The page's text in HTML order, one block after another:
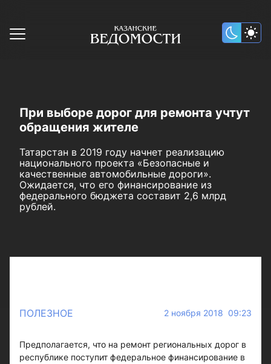
При выборе дорог для ремонта учтут
обращения жителе
Татарстан в 2019 году начнет реализацию
национального проекта «Безопасные и
качественные автомобильные дороги».
Ожидается, что его финансирование из
федерального бюджета составит 2,6 млрд
рублей.
ПОЛЕЗНОЕ 2 ноября 2018 09:23
Предполагается, что на ремонт региональных дорог в
республике поступит федеральное финансирование в